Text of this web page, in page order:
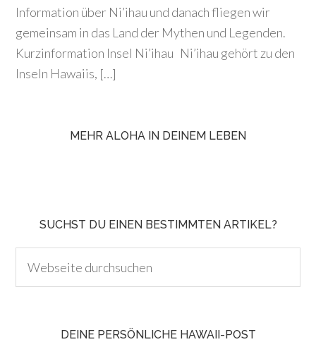
Information über Ni’ihau und danach fliegen wir
gemeinsam in das Land der Mythen und Legenden.
Kurzinformation Insel Ni’ihau Ni’ihau gehört zu den
Inseln Hawaiis, […]
MEHR ALOHA IN DEINEM LEBEN
SUCHST DU EINEN BESTIMMTEN ARTIKEL?
DEINE PERSÖNLICHE HAWAII-POST